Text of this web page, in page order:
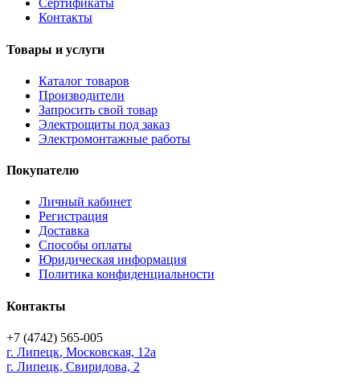
Сертификаты
Контакты
Товары и услуги
Каталог товаров
Производители
Запросить свой товар
Электрощиты под заказ
Электромонтажные работы
Покупателю
Личный кабинет
Регистрация
Доставка
Способы оплаты
Юридическая информация
Политика конфиденциальности
Контакты
+7 (4742) 565-005
г. Липецк, Московская, 12а
г. Липецк, Свиридова, 2